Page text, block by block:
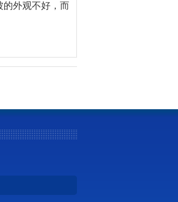
的外观不好，而